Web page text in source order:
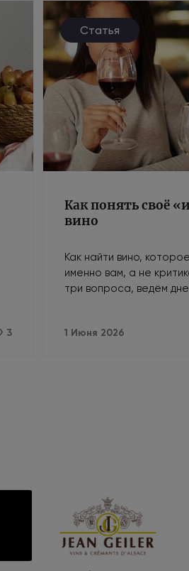
3
Статья
Как понять своё
вино
Как найти вино,
именно вам, а не
три вопроса, ведём
1 Июня 2026